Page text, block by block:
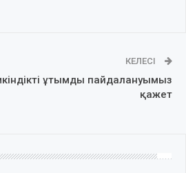
КЕЛЕСІ
ұтымды пайдалануымыз
қажет